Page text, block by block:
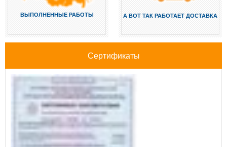
ВЫПОЛНЕННЫЕ РАБОТЫ А ВОТ ТАК РАБОТАЕТ ДОСТАВКА
Сертификаты